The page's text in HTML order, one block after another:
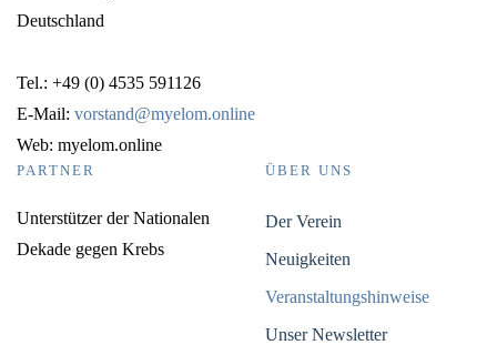
Deutschland
Tel.: +49 (0) 4535 591126
E-Mail: vorstand@myelom.online
Web: myelom.online
PARTNER
Unterstützer der Nationalen
Dekade gegen Krebs
ÜBER UNS
Der Verein
Neuigkeiten
Veranstaltungshinweise
Unser Newsletter